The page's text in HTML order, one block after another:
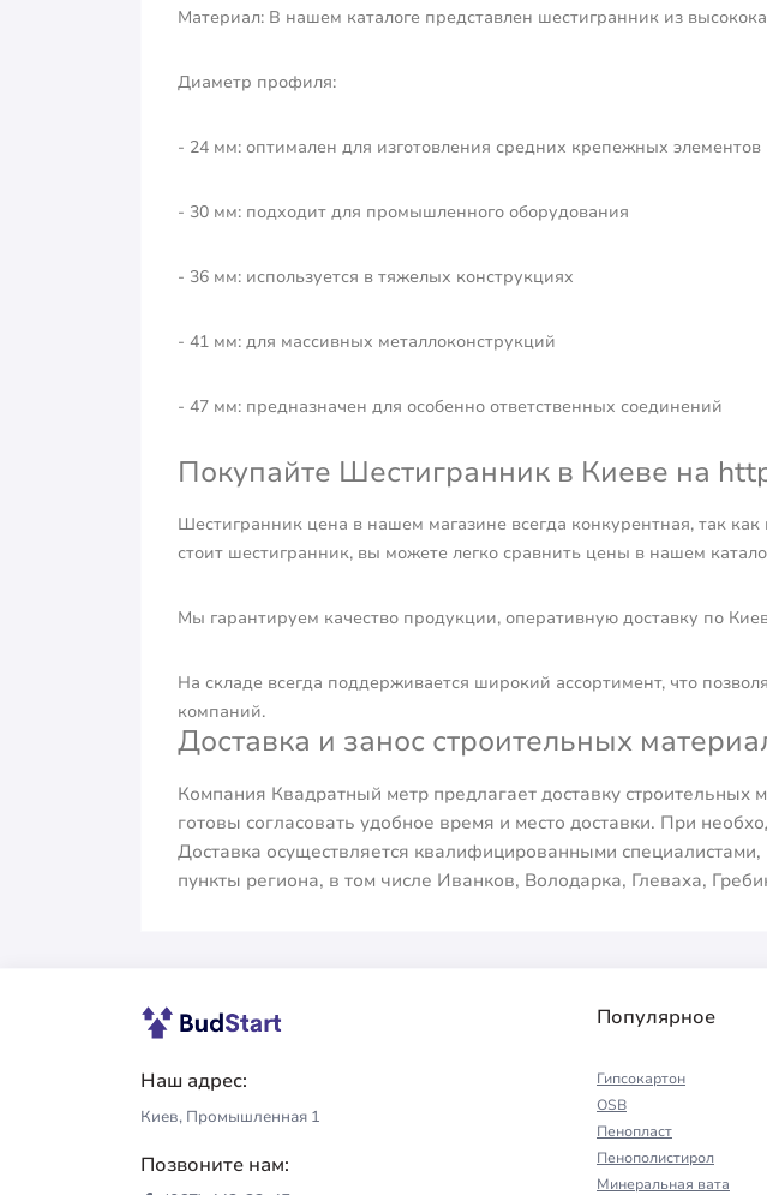
Материал: В нашем каталоге представлен шестигранник из
Диаметр профиля:
- 24 мм: оптимален для изготовления средних крепежных элементов
- 30 мм: подходит для промышленного оборудования
- 36 мм: используется в тяжелых конструкциях
- 41 мм: для массивных металлоконструкций
- 47 мм: предназначен для особенно ответственных соединений
Покупайте Шестигранник в Киеве на
Шестигранник цена в нашем магазине всегда конкурентная, так
стоит шестигранник, вы можете легко сравнить цены в нашем
Мы гарантируем качество продукции, оперативную доставку по
На складе всегда поддерживается широкий ассортимент, что
компаний.
Доставка и занос строительных
Компания Квадратный метр предлагает доставку
готовы согласовать удобное время и место доставки. При
Доставка осуществляется квалифицированными
пункты региона, в том числе Иванков, Володарка, Глеваха,
Наш адрес:
Киев, Промышленная 1
Позвоните нам:
Популярное
Гипсокартон
OSB
Пенопласт
Пенополистирол
Минеральная вата